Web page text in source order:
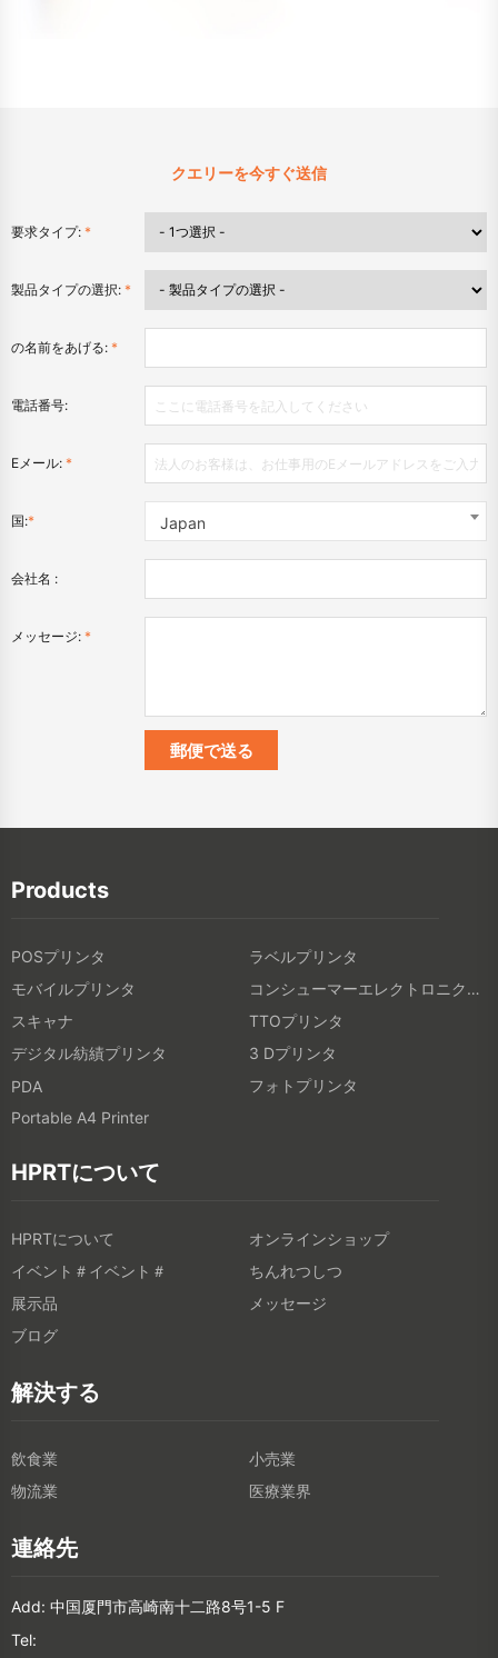
クエリーを今すぐ送信
要求タイプ: *
製品タイプの選択: *
の名前をあげる: *
電話番号:
Eメール: *
国:* Japan
会社名 :
メッセージ: *
Products
POSプリンタ
ラベルプリンタ
モバイルプリンタ
コンシューマーエレクトロニクス製品
スキャナ
TTOプリンタ
デジタル紡績プリンタ
3 Dプリンタ
PDA
フォトプリンタ
Portable A4 Printer
HPRTについて
HPRTについて
オンラインショップ
イベント＃イベント＃
ちんれつしつ
展示品
メッセージ
ブログ
解決する
飲食業
小売業
物流業
医療業界
連絡先
Add: 中国厦門市高崎南十二路8号1-5 F
Tel: